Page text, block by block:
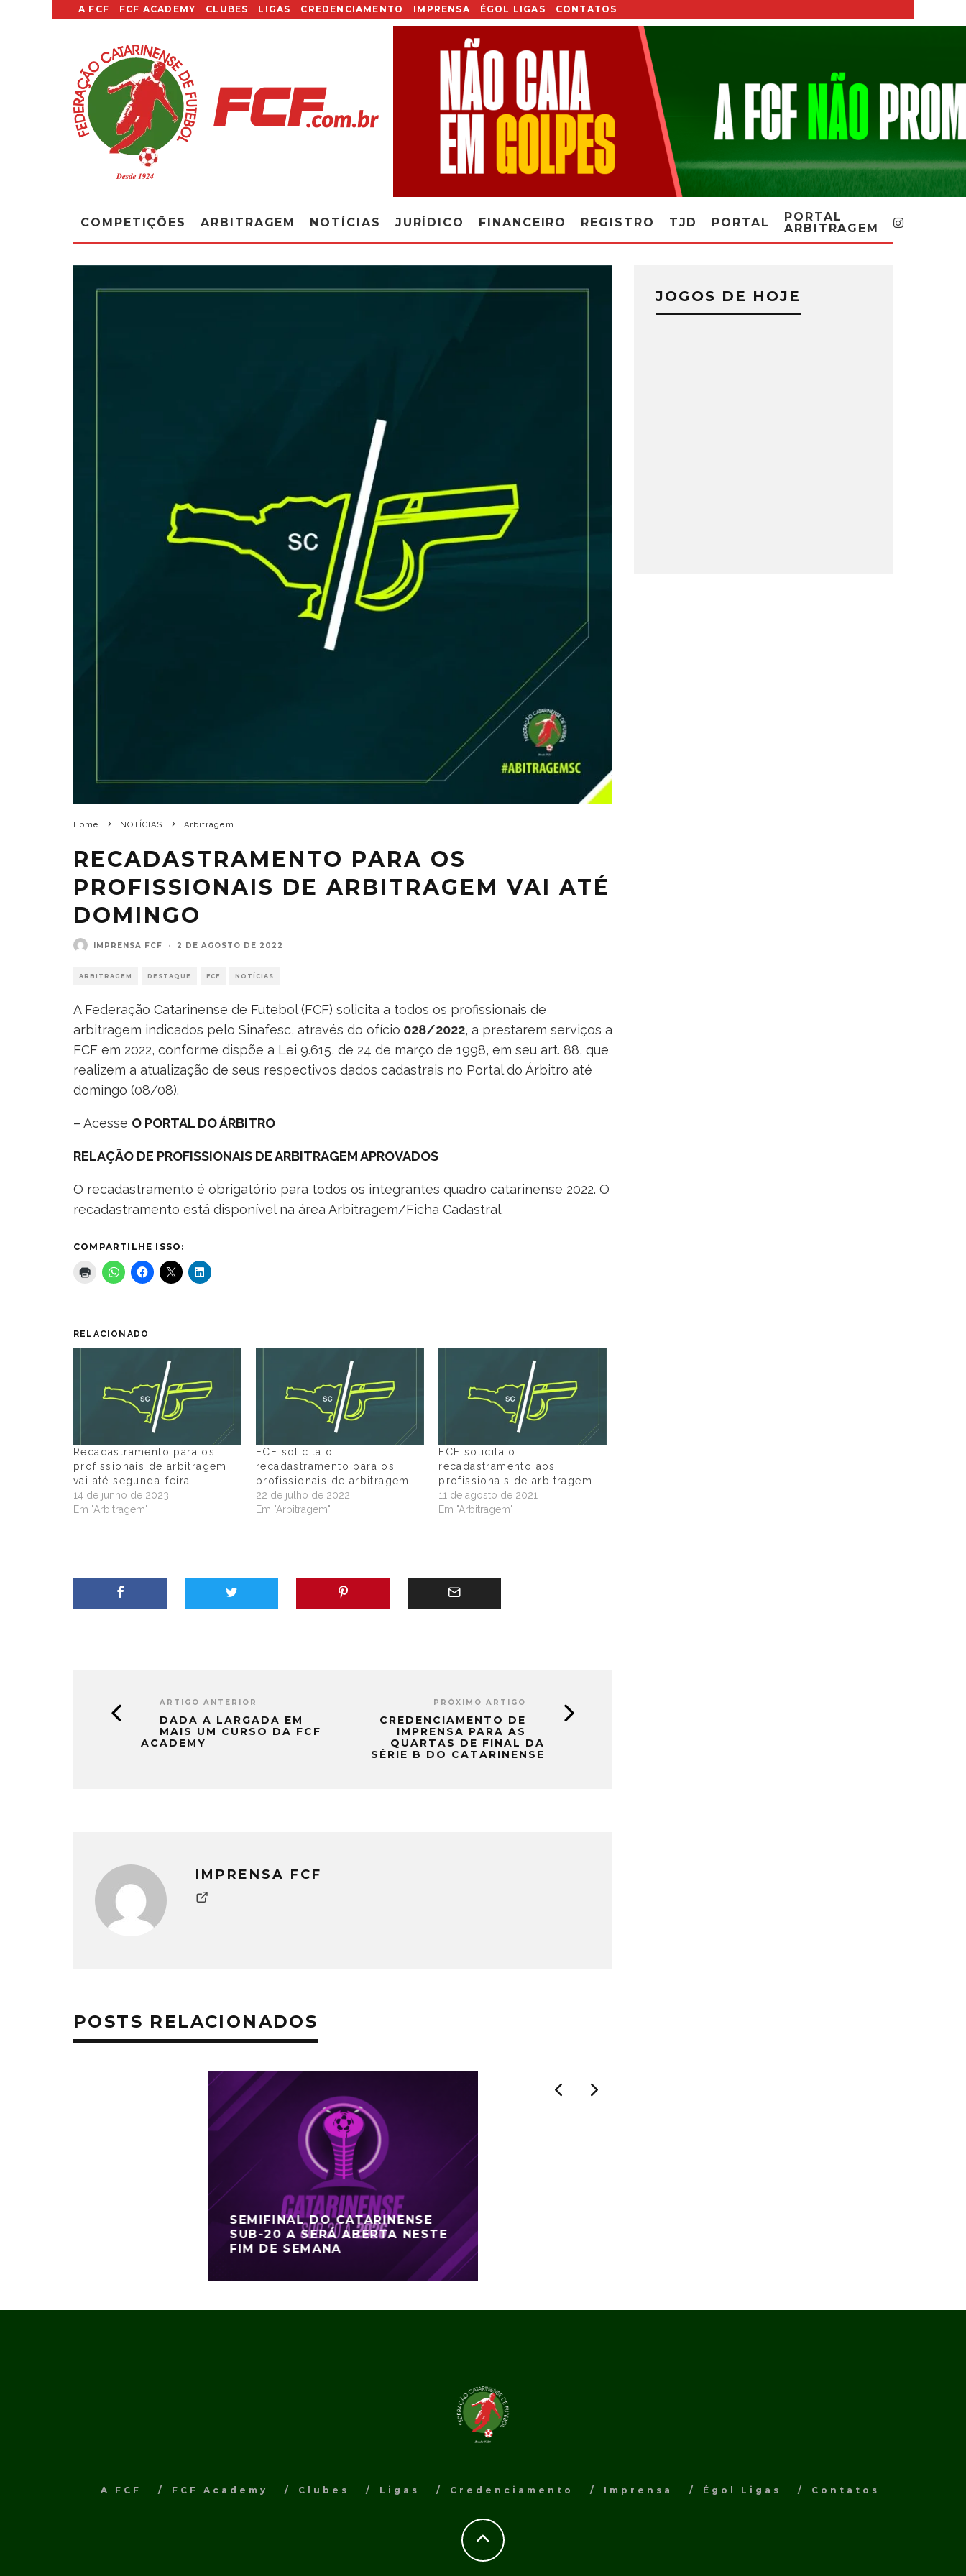
A FCF FCF ACADEMY CLUBES LIGAS CREDENCIAMENTO IMPRENSA ÉGOL LIGAS CONTATOS
COMPETIÇÕES ARBITRAGEM NOTÍCIAS JURÍDICO FINANCEIRO REGISTRO TJD PORTAL
PORTAL
ARBITRAGEM
Home NOTÍCIAS Arbitragem
RECADASTRAMENTO PARA OS
PROFISSIONAIS DE ARBITRAGEM VAI ATÉ
DOMINGO
IMPRENSA FCF · 2 DE AGOSTO DE 2022
ARBITRAGEM DESTAQUE FCF NOTÍCIAS
A Federação Catarinense de Futebol (FCF) solicita a todos os profissionais de
arbitragem indicados pelo Sinafesc, através do ofício 028/2022, a prestarem serviços a
FCF em 2022, conforme dispõe a Lei 9.615, de 24 de março de 1998, em seu art. 88, que
realizem a atualização de seus respectivos dados cadastrais no Portal do Árbitro até
domingo (08/08).
– Acesse O PORTAL DO ÁRBITRO
RELAÇÃO DE PROFISSIONAIS DE ARBITRAGEM APROVADOS
O recadastramento é obrigatório para todos os integrantes quadro catarinense 2022. O
recadastramento está disponível na área Arbitragem/Ficha Cadastral.
COMPARTILHE ISSO:
RELACIONADO
Recadastramento para os
profissionais de arbitragem
vai até segunda-feira
14 de junho de 2023
Em "Arbitragem"
FCF solicita o
recadastramento para os
profissionais de arbitragem
22 de julho de 2022
Em "Arbitragem"
FCF solicita o
recadastramento aos
profissionais de arbitragem
11 de agosto de 2021
Em "Arbitragem"
ARTIGO ANTERIOR
DADA A LARGADA EM
MAIS UM CURSO DA FCF
ACADEMY
PRÓXIMO ARTIGO
CREDENCIAMENTO DE
IMPRENSA PARA AS
QUARTAS DE FINAL DA
SÉRIE B DO CATARINENSE
IMPRENSA FCF
POSTS RELACIONADOS
SEMIFINAL DO CATARINENSE
SUB-20 A SERÁ ABERTA NESTE
FIM DE SEMANA
JOGOS DE HOJE
A FCF FCF Academy Clubes Ligas Credenciamento Imprensa Égol Ligas Contatos